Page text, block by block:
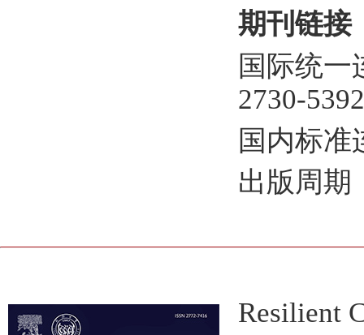
期刊链接
国际统一
2730-
国内标准
出版周期
Resilient